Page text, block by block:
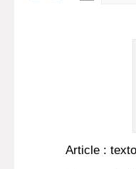
Article :